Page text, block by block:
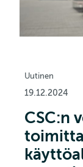
Uutinen
19.12.2024
CSC:n